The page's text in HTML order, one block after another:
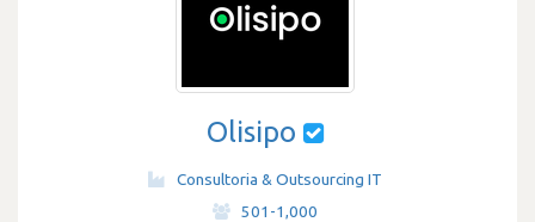
Olisipo
Consultoria & Outsourcing IT
501-1,000